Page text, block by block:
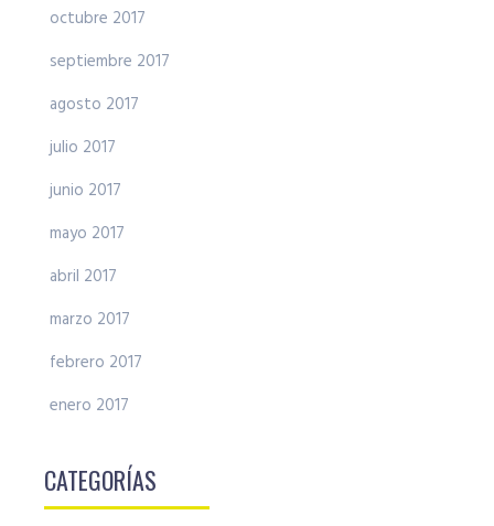
octubre 2017
septiembre 2017
agosto 2017
julio 2017
junio 2017
mayo 2017
abril 2017
marzo 2017
febrero 2017
enero 2017
CATEGORÍAS